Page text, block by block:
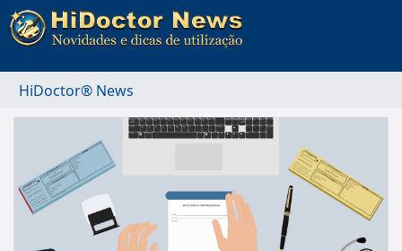
HiDoctor® News